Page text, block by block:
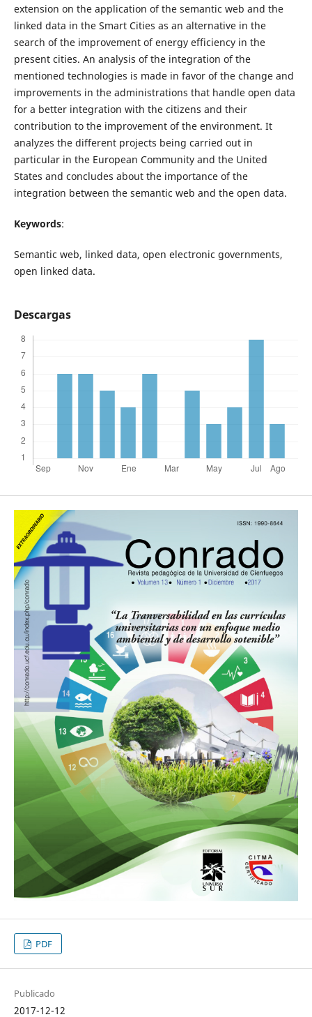
extension on the application of the semantic web and the
linked data in the Smart Cities as an alternative in the
search of the improvement of energy efficiency in the
present cities. An analysis of the integration of the
mentioned technologies is made in favor of the change and
improvements in the administrations that handle open data
for a better integration with the citizens and their
contribution to the improvement of the environment. It
analyzes the different projects being carried out in
particular in the European Community and the United
States and concludes about the importance of the
integration between the semantic web and the open data.
Keywords:
Semantic web, linked data, open electronic governments,
open linked data.
Descargas
PDF
Publicado
2017-12-12